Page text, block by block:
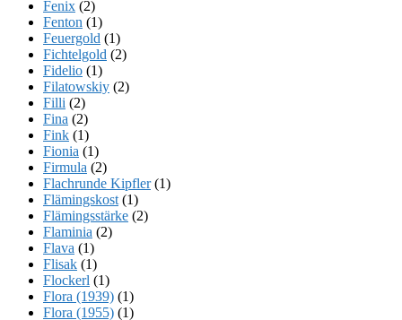
Fenix (2)
Fenton (1)
Feuergold (1)
Fichtelgold (2)
Fidelio (1)
Filatowskiy (2)
Filli (2)
Fina (2)
Fink (1)
Fionia (1)
Firmula (2)
Flachrunde Kipfler(1)
Flämingskost (1)
Flämingsstärke (2)
Flaminia (2)
Flava (1)
Flisak (1)
Flockerl (1)
Flora (1939) (1)
Flora (1955) (1)